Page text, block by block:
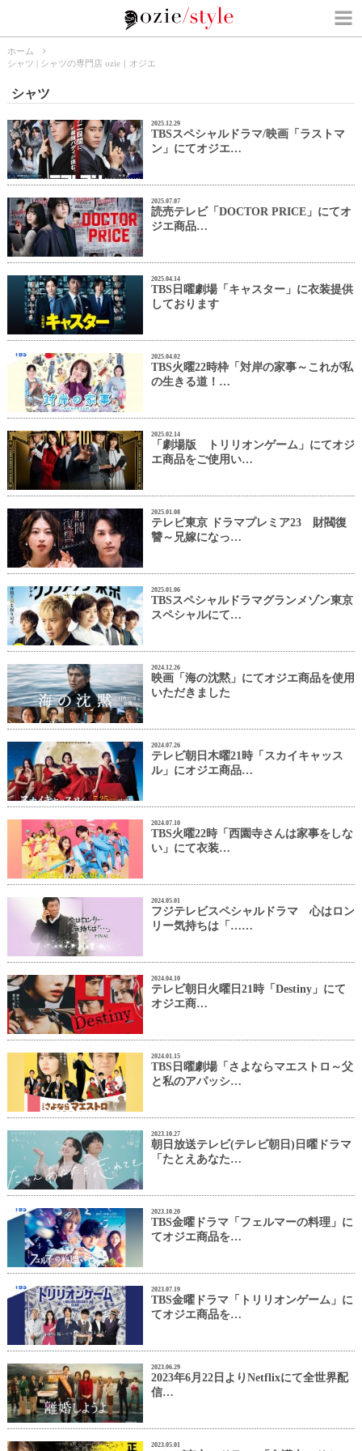
ホーム
シャツ | シャツの専門店 ozie｜オジエ
シャツ
2025.12.29
TBSスペシャルドラマ/映画「ラストマ
ン」にてオジエ…
2025.07.07
読売テレビ「DOCTOR PRICE」にてオ
ジエ商品…
2025.04.14
TBS日曜劇場「キャスター」に衣装提供
しております
2025.04.02
TBS火曜22時枠「対岸の家事～これが私
の生きる道！…
2025.02.14
「劇場版 トリリオンゲーム」にてオジ
エ商品をご使用い…
2025.01.08
テレビ東京 ドラマプレミア23 財閥復
讐～兄嫁になっ…
2025.01.06
TBSスペシャルドラマグランメゾン東京
スペシャルにて…
2024.12.26
映画「海の沈黙」にてオジエ商品を使用
いただきました
2024.07.26
テレビ朝日木曜21時「スカイキャッス
ル」にオジエ商品…
2024.07.10
TBS火曜22時「西園寺さんは家事をしな
い」にて衣装…
2024.05.01
フジテレビスペシャルドラマ 心はロン
リー気持ちは「……
2024.04.10
テレビ朝日火曜日21時「Destiny」にて
オジエ商…
2024.01.15
TBS日曜劇場「さよならマエストロ～父
と私のアパッシ…
2023.10.27
朝日放送テレビ(テレビ朝日)日曜ドラマ
「たとえあなた…
2023.10.20
TBS金曜ドラマ「フェルマーの料理」に
てオジエ商品を…
2023.07.19
TBS金曜ドラマ「トリリオンゲーム」に
てオジエ商品を…
2023.06.29
2023年6月22日よりNetflixにて全世界配
信…
2023.05.01